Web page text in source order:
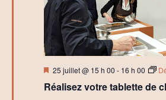
Réalisez votre tablette de
Mis
avant
25 juillet @ 15 h 00 - 16 h 00